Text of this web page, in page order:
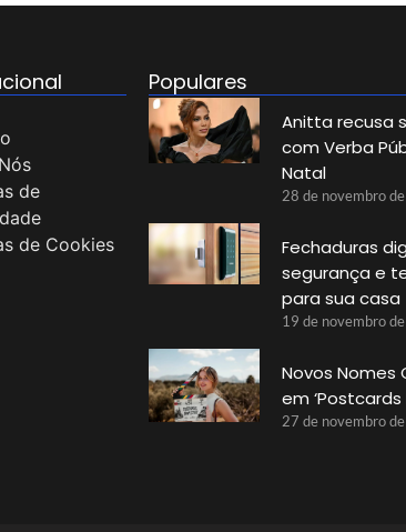
de
de Cookies
Populares
Anitta recusa
com Verba
Natal
28 de novembro
Fechaduras
segurança e
para sua casa
19 de novembro
Novos Nomes
em ‘Postcards
27 de novembro